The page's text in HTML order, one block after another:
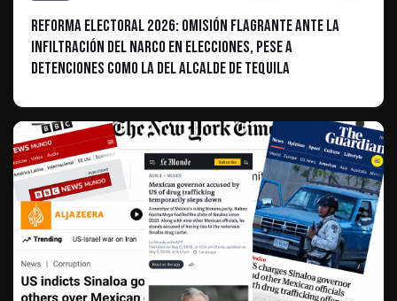
Reforma Electoral 2026: Omisión flagrante ante la
infiltración del narco en elecciones, pese a
detenciones como la del alcalde de Tequila